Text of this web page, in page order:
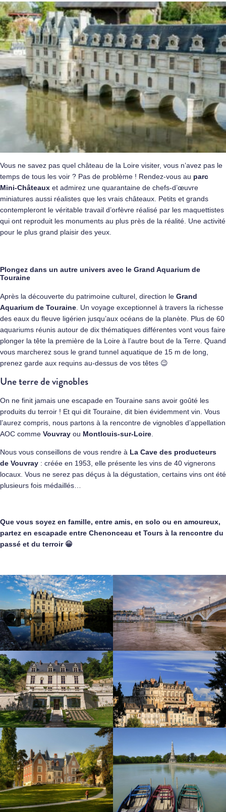
Vous ne savez pas quel château de la Loire visiter, vous n’avez pas le
temps de tous les voir ? Pas de problème ! Rendez-vous au parc
Mini-Châteaux et admirez une quarantaine de chefs-d’œuvre
miniatures aussi réalistes que les vrais châteaux. Petits et grands
contempleront le véritable travail d’orfèvre réalisé par les maquettistes
qui ont reproduit les monuments au plus près de la réalité. Une activité
pour le plus grand plaisir des yeux.
Plongez dans un autre univers avec le Grand Aquarium de
Touraine
Après la découverte du patrimoine culturel, direction le Grand
Aquarium de Touraine. Un voyage exceptionnel à travers la richesse
des eaux du fleuve ligérien jusqu’aux océans de la planète. Plus de 60
aquariums réunis autour de dix thématiques différentes vont vous faire
plonger la tête la première de la Loire à l’autre bout de la Terre. Quand
vous marcherez sous le grand tunnel aquatique de 15 m de long,
prenez garde aux requins au-dessus de vos têtes 😉
Une terre de vignobles
On ne finit jamais une escapade en Touraine sans avoir goûté les
produits du terroir ! Et qui dit Touraine, dit bien évidemment vin. Vous
l’aurez compris, nous partons à la rencontre de vignobles d’appellation
AOC comme Vouvray ou Montlouis-sur-Loire.
Nous vous conseillons de vous rendre à La Cave des producteurs
de Vouvray : créée en 1953, elle présente les vins de 40 vignerons
locaux. Vous ne serez pas déçus à la dégustation, certains vins ont été
plusieurs fois médaillés…
Que vous soyez en famille, entre amis, en solo ou en amoureux,
partez en escapade entre Chenonceau et Tours à la rencontre du
passé et du terroir 😀